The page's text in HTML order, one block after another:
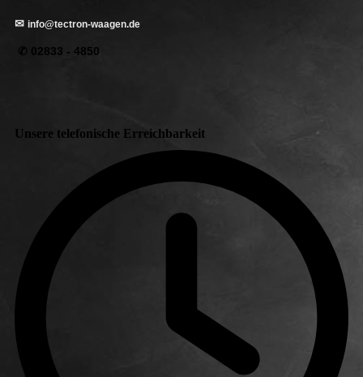
✉ info@tectron-waagen.de
✆ 02833 - 4850
Unsere telefonische Erreichbarkeit